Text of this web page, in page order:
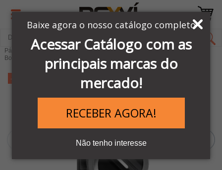
Baixe agora o nosso catálogo completo
Acessar Catálogo com as
principais marcas do
mercado!
RECEBER AGORA!
Não tenho interesse
Página Inicial
LINHA AUTOMAÇÃO SCHNEIDER
Botões e comandos Elétricos
Linha de Botões XA2
-16%